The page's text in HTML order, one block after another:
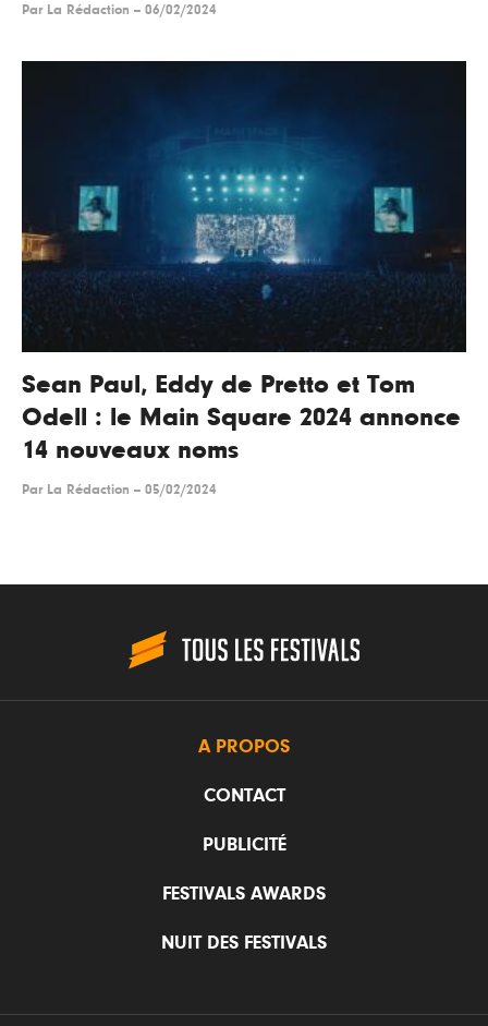
Par La Rédaction -- 06/02/2024
Sean Paul, Eddy de Pretto et Tom
Odell : le Main Square 2024 annonce
14 nouveaux noms
Par La Rédaction -- 05/02/2024
A PROPOS
CONTACT
PUBLICITÉ
FESTIVALS AWARDS
NUIT DES FESTIVALS